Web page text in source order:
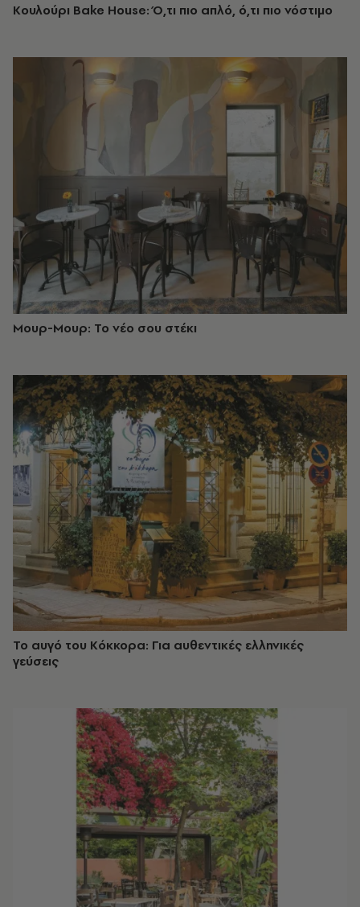
Κουλούρι Bake House: Ό,τι πιο απλό, ό,τι πιο νόστιμο
Μουρ-Μουρ: Το νέο σου στέκι
Το αυγό του Κόκκορα: Για αυθεντικές ελληνικές
γεύσεις